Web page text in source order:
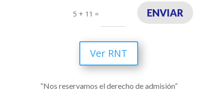
5 + 11 = ENVIAR
Ver RNT
“Nos reservamos el derecho de admisión”